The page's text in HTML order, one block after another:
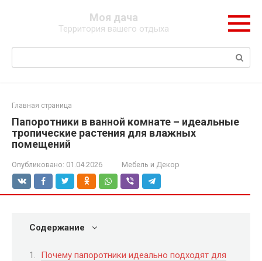
Моя дача
Территория вашего отдыха
Поиск:
Главная страница
Папоротники в ванной комнате – идеальные
тропические растения для влажных
помещений
Опубликовано: 01.04.2026 Мебель и Декор
Содержание
Почему папоротники идеально подходят для